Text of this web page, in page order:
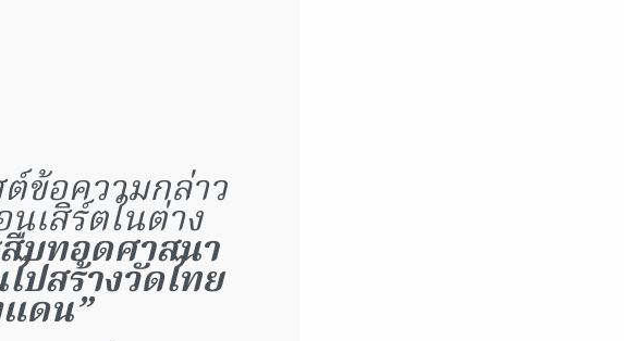
ข้อความกล่าว
เสิร์ตในต่าง
สืบทอดศาสนา
ปสร้างวัดไทย
ดน”